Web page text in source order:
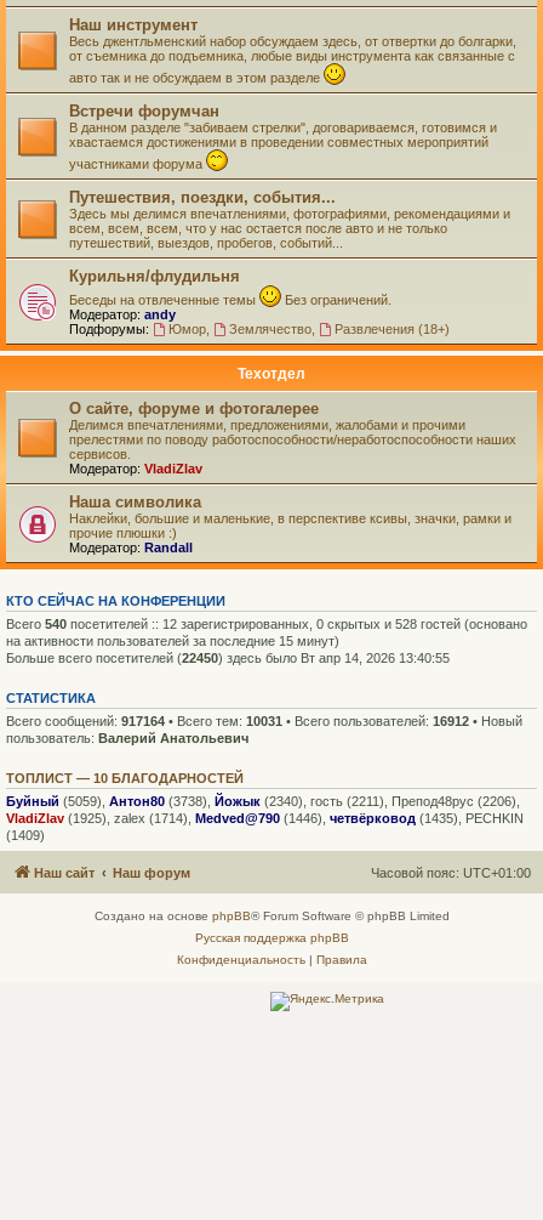
Наш инструмент
Весь джентльменский набор обсуждаем здесь, от отвертки до болгарки,
от съемника до подъемника, любые виды инструмента как связанные с
авто так и не обсуждаем в этом разделе
Встречи форумчан
В данном разделе "забиваем стрелки", договариваемся, готовимся и
хвастаемся достижениями в проведении совместных мероприятий
участниками форума
Путешествия, поездки, события...
Здесь мы делимся впечатлениями, фотографиями, рекомендациями и
всем, всем, всем, что у нас остается после авто и не только
путешествий, выездов, пробегов, событий...
Курильня/флудильня
Беседы на отвлеченные темы
Без ограничений.
Модератор: andy
Подфорумы:
Юмор, Землячество, Развлечения (18+)
Техотдел
О сайте, форуме и фотогалерее
Делимся впечатлениями, предложениями, жалобами и прочими
прелестями по поводу работоспособности/неработоспособности наших
сервисов.
Модератор: VladiZlav
Наша символика
Наклейки, большие и маленькие, в перспективе ксивы, значки, рамки и
прочие плюшки :)
Модератор: Randall
КТО СЕЙЧАС НА КОНФЕРЕНЦИИ
Всего 540 посетителей :: 12 зарегистрированных, 0 скрытых и 528 гостей (основано
на активности пользователей за последние 15 минут)
Больше всего посетителей (22450) здесь было Вт апр 14, 2026 13:40:55
СТАТИСТИКА
Всего сообщений: 917164 • Всего тем: 10031 • Всего пользователей: 16912 • Новый
пользователь: Валерий Анатольевич
ТОПЛИСТ — 10 БЛАГОДАРНОСТЕЙ
Буйный (5059), Антон80 (3738), Йожык (2340), гость (2211), Препод48рус (2206),
VladiZlav (1925), zalex (1714), Medved@790 (1446), четвёрковод (1435), PECHKIN
(1409)
Наш сайт Наш форум Часовой пояс: UTC+01:00
Создано на основе phpBB® Forum Software © phpBB Limited
Русская поддержка phpBB
Конфиденциальность| Правила